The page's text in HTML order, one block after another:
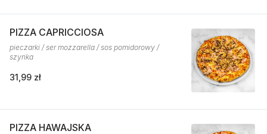
PIZZA CAPRICCIOSA
pieczarki / ser mozzarella / sos pomidorowy /
szynka
31,99 zł
PIZZA HAWAJSKA